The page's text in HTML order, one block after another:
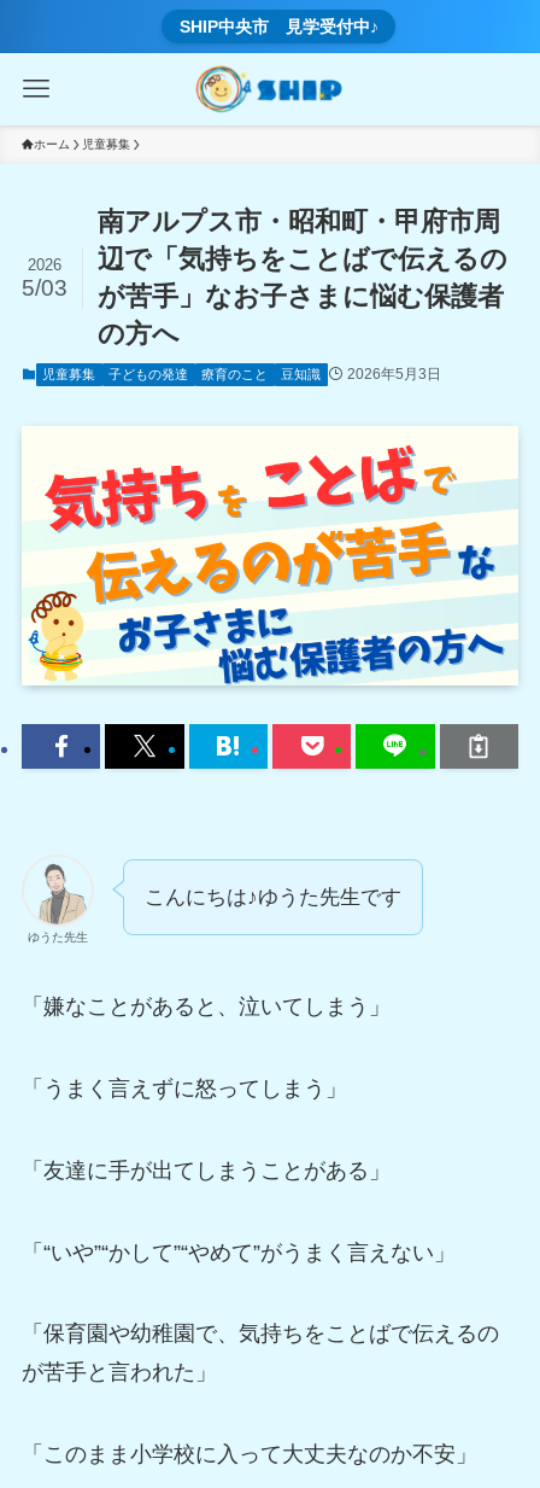
SHIP中央市 見学受付中♪
ホーム 児童募集
南アルプス市・昭和町・甲府市周
辺で「気持ちをことばで伝えるの
が苦手」なお子さまに悩む保護者
の方へ
2026
5/03
児童募集 子どもの発達 療育のこと 豆知識 2026年5月3日
ゆうた先生
こんにちは♪ゆうた先生です
「嫌なことがあると、泣いてしまう」
「うまく言えずに怒ってしまう」
「友達に手が出てしまうことがある」
「“いや”“かして”“やめて”がうまく言えない」
「保育園や幼稚園で、気持ちをことばで伝えるの
が苦手と言われた」
「このまま小学校に入って大丈夫なのか不安」